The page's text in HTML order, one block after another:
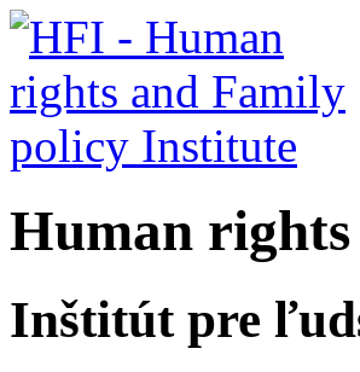
Human
Inštitút pre